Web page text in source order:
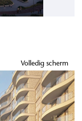
Volledig scherm